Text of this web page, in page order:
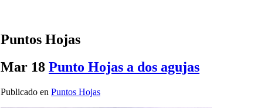
Puntos Hojas
Mar 18 Punto Hojas a dos agujas
Publicado en Puntos Hojas